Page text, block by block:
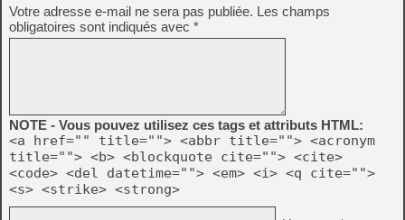
Votre adresse e-mail ne sera pas publiée. Les champs
obligatoires sont indiqués avec *
NOTE - Vous pouvez utilisez ces tags et attributs HTML:
<a href="" title=""> <abbr title=""> <acronym
title=""> <b> <blockquote cite=""> <cite>
<code> <del datetime=""> <em> <i> <q cite="">
<s> <strike> <strong>